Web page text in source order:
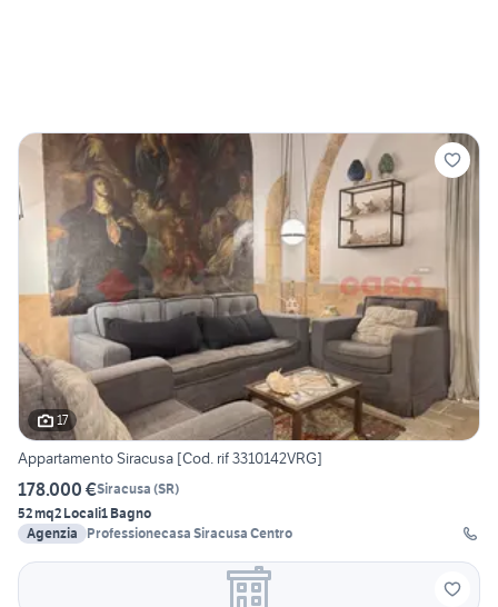
17
Appartamento Siracusa [Cod. rif 3310142VRG]
178.000 €Siracusa (SR)
52 mq2 Locali1 Bagno
Agenzia
Professionecasa Siracusa Centro